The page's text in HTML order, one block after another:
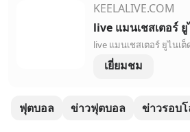
KEELALIVE.COM
เยี่ยมชม
ฟุตบอล ข่าวฟุตบอล ข่าวรอบ